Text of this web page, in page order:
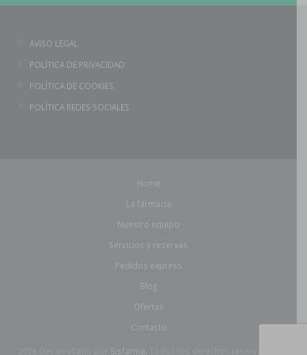
AVISO LEGAL
POLÍTICA DE PRIVACIDAD
POLÍTICA DE COOKIES
POLÍTICA REDES SOCIALES
Home
La farmacia
Nuestro equipo
Servicios y reservas
Pedidos express
Blog
Ofertas
Contacto
Sisfarma.